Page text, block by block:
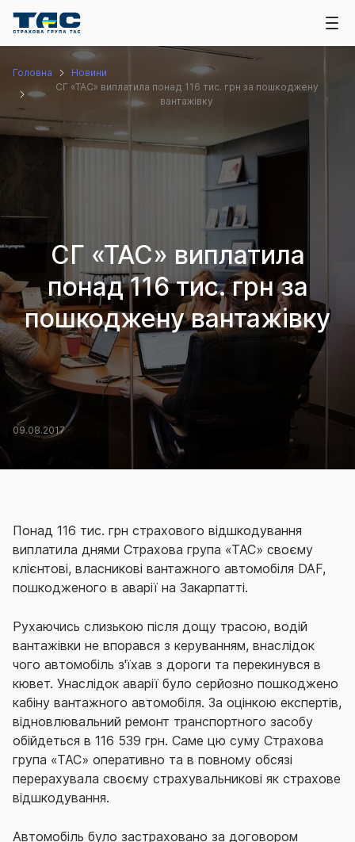
Головна
Новини
СГ «ТАС» виплатила понад 116 тис. грн за пошкоджену
вантажівку
СГ «ТАС» виплатила
понад 116 тис. грн за
пошкоджену вантажівку
09.08.2017
Понад 116 тис. грн страхового відшкодування
виплатила днями Страхова група «ТАС» своєму
клієнтові, власникові вантажного автомобіля DAF,
пошкодженого в аварії на Закарпатті.
Рухаючись слизькою після дощу трасою, водій
вантажівки не впорався з керуванням, внаслідок
чого автомобіль з'їхав з дороги та перекинувся в
кювет. Унаслідок аварії було серйозно пошкоджено
кабіну вантажного автомобіля. За оцінкою експертів,
відновлювальний ремонт транспортного засобу
обійдеться в 116 539 грн. Саме цю суму Страхова
група «ТАС» оперативно та в повному обсязі
перерахувала своєму страхувальникові як страхове
відшкодування.
Автомобіль було застраховано за договором